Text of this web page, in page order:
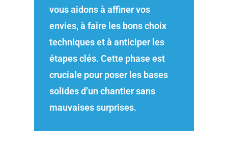
vous aidons à affiner vos
envies, à faire les bons choix
techniques et à anticiper les
étapes clés. Cette phase est
cruciale pour poser les bases
solides d’un chantier sans
mauvaises surprises.